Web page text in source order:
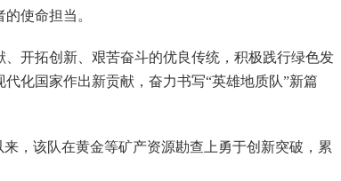
使命担当。
开拓创新、艰苦奋斗的优良传统，积极践行绿色发
化国家作出新贡献，奋力书写“英雄地质队”新篇
，该队在黄金等矿产资源勘查上勇于创新突破，累